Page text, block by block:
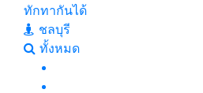
ทักทากันได้
ชลบุรี
ทั้งหมด